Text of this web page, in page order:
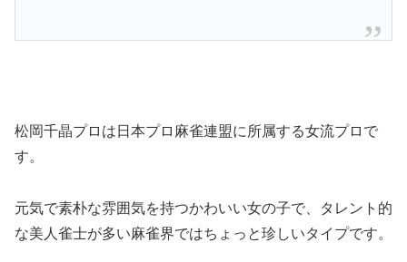
松岡千晶プロは日本プロ麻雀連盟に所属する女流プロで
す。
元気で素朴な雰囲気を持つかわいい女の子で、タレント的
な美人雀士が多い麻雀界ではちょっと珍しいタイプです。